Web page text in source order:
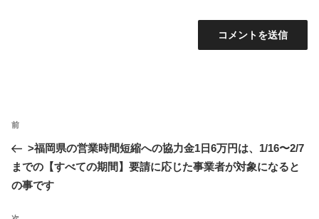
ナ
ビ
前
の
投
稿
前
>福岡県の営業時間短縮への協力金1日6万円は、1/16〜2/7
までの【すべての期間】要請に応じた事業者が対象になると
の事です